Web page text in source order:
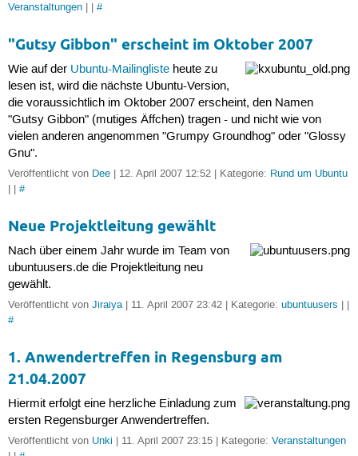
Veranstaltungen| | #
"Gutsy Gibbon" erscheint im Oktober 2007
Wie auf der Ubuntu-Mailinglisteheute zu
lesen ist, wird die nächste Ubuntu-Version,
die voraussichtlich im Oktober 2007 erscheint, den Namen
"Gutsy Gibbon" (mutiges Äffchen) tragen - und nicht wie von
vielen anderen angenommen "Grumpy Groundhog" oder "Glossy
Gnu".
Veröffentlicht von Dee| 12. April 2007 12:52 | Kategorie: Rund um Ubuntu
| | #
Neue Projektleitung gewählt
Nach über einem Jahr wurde im Team von
ubuntuusers.de die Projektleitung neu
gewählt.
Veröffentlicht von Jiraiya| 11. April 2007 23:42 | Kategorie: ubuntuusers | |
#
1. Anwendertreffen in Regensburg am
21.04.2007
Hiermit erfolgt eine herzliche Einladung zum
ersten Regensburger Anwendertreffen.
Veröffentlicht von Unki | 11. April 2007 23:15 | Kategorie: Veranstaltungen